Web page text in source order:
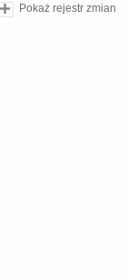
Pokaż rejestr zmian